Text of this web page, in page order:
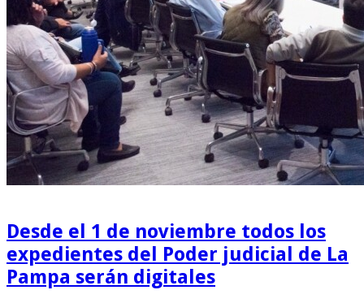
Desde el 1 de noviembre todos los
expedientes del Poder judicial de La
Pampa serán digitales